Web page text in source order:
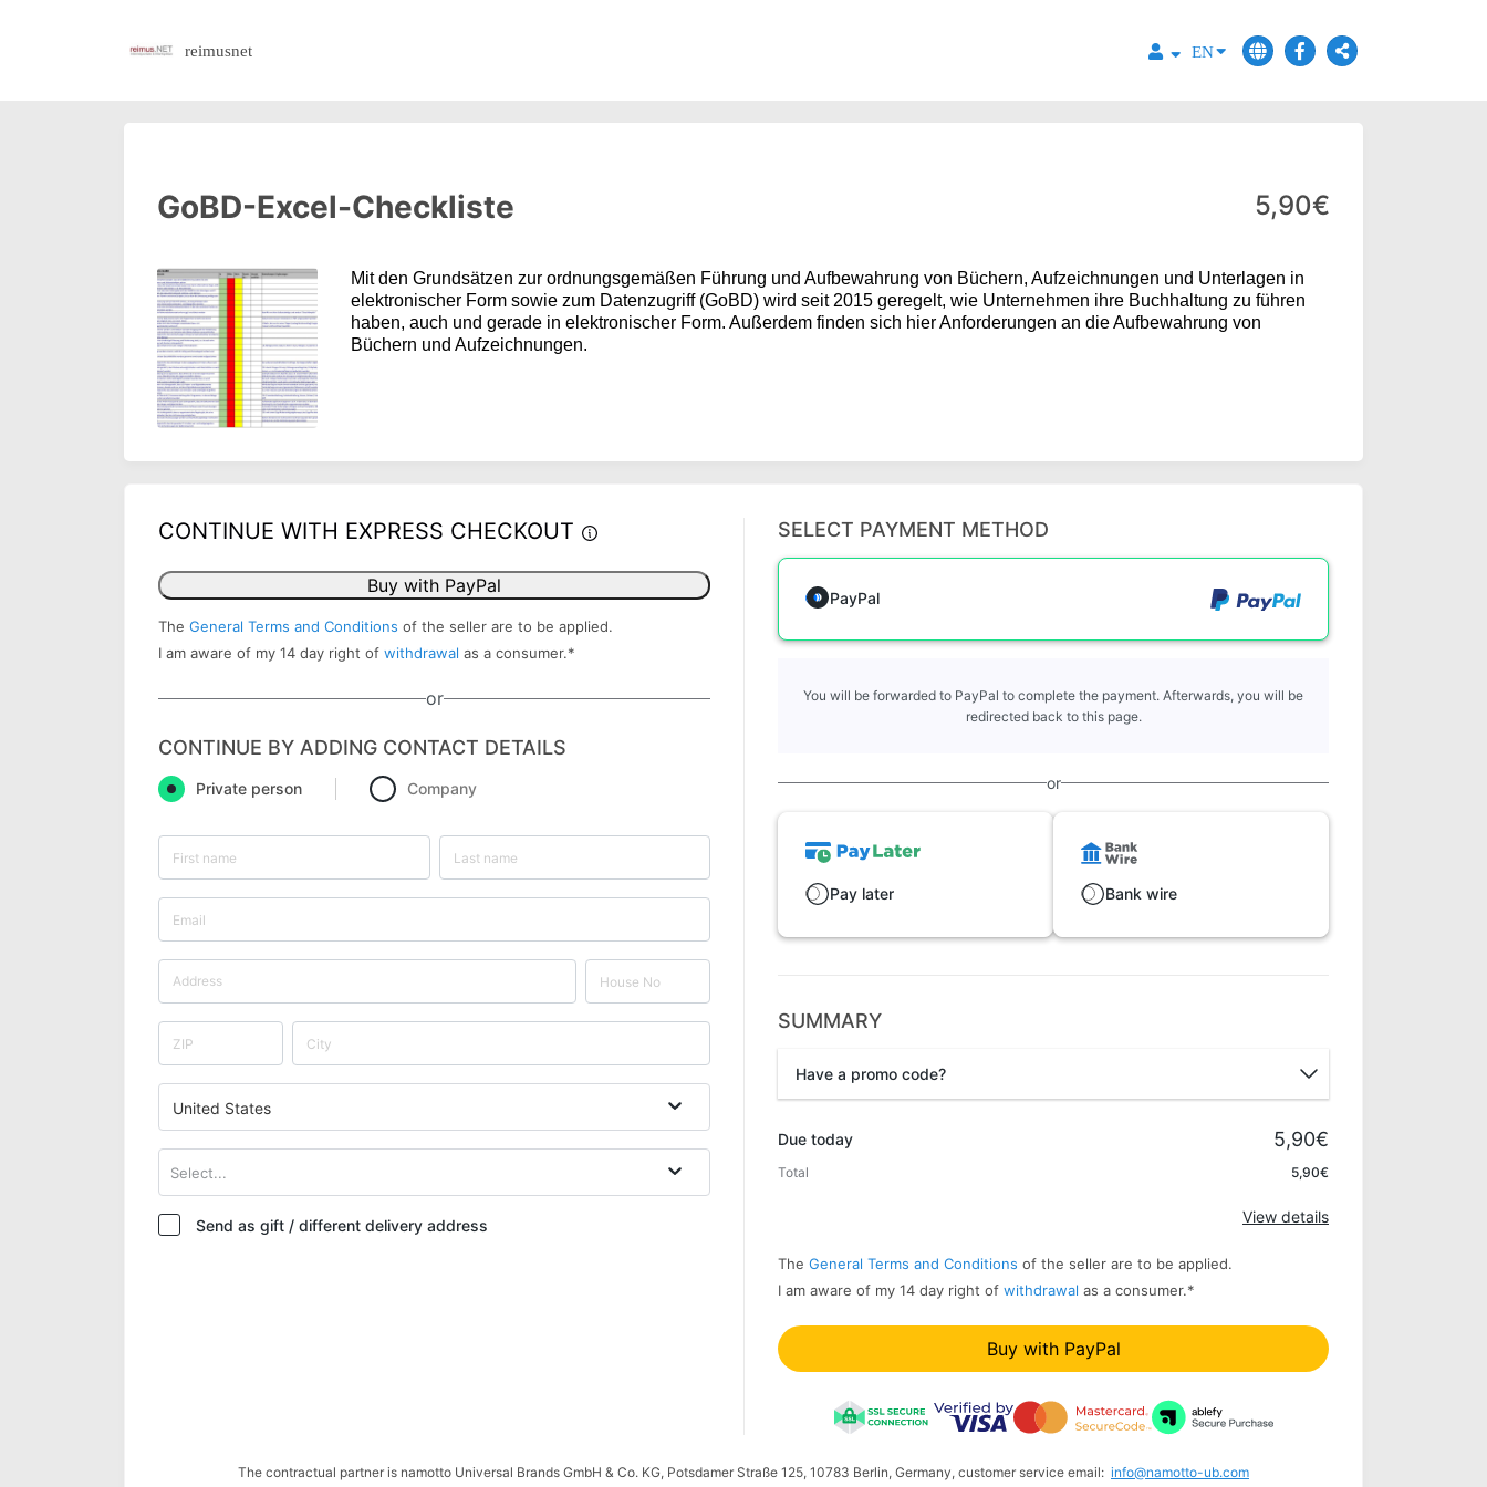
reimusnet EN
GoBD-Excel-Checkliste 5,90€
Mit den Grundsätzen zur ordnungsgemäßen Führung und Aufbewahrung von Büchern, Aufzeichnungen und Unterlagen in
elektronischer Form sowie zum Datenzugriff (GoBD) wird seit 2015 geregelt, wie Unternehmen ihre Buchhaltung zu führen
haben, auch und gerade in elektronischer Form. Außerdem finden sich hier Anforderungen an die Aufbewahrung von
Büchern und Aufzeichnungen.
CONTINUE WITH EXPRESS CHECKOUT
Buy with PayPal
The General Terms and Conditions of the seller are to be applied.
I am aware of my 14 day right of withdrawal as a consumer.*
or
CONTINUE BY ADDING CONTACT DETAILS
Private person Company
United States
Select...
Send as gift / different delivery address
SELECT PAYMENT METHOD
PayPal
You will be forwarded to PayPal to complete the payment. Afterwards, you will be
redirected back to this page.
or
Pay later Bank wire
SUMMARY
Have a promo code?
Due today 5,90€
Total 5,90€
View details
The General Terms and Conditions of the seller are to be applied.
I am aware of my 14 day right of withdrawal as a consumer.*
Buy with PayPal
The contractual partner is namotto Universal Brands GmbH & Co. KG, Potsdamer Straße 125, 10783 Berlin, Germany, customer service email: info@namotto-ub.com